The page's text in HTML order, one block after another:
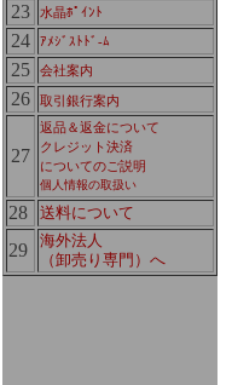
23 水晶ﾎﾟｲﾝﾄ
24 ｱﾒｼﾞｽﾄﾄﾞ-ﾑ
25 会社案内
26 取引銀行案内
27
返品＆返金について
クレジット決済
についてのご説明
個人情報の取扱い
28 送料について
29
海外法人
（卸売り専門）へ